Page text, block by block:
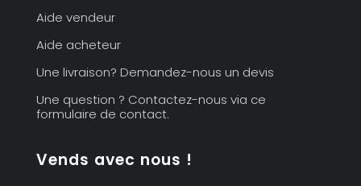
Aide vendeur
Aide acheteur
Une livraison? Demandez-nous un devis
Une question ? Contactez-nous via ce
formulaire de contact.
Vends avec nous !